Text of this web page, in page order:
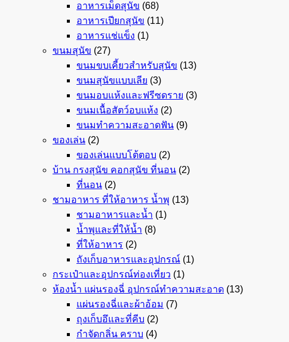
อาหารเม็ดสุนัข (68)
อาหารเปียกสุนัข (11)
อาหารแช่แข็ง (1)
ขนมสุนัข (27)
ขนมขบเคี้ยวสำหรับสุนัข (13)
ขนมสุนัขแบบเลีย (3)
ขนมอบแห้งและฟรีซดราย (3)
ขนมเนื้อสัตว์อบแห้ง (2)
ขนมทำความสะอาดฟัน (9)
ของเล่น (2)
ของเล่นแบบโต้ตอบ (2)
บ้าน กรงสุนัข คอกสุนัข ที่นอน (2)
ที่นอน (2)
ชามอาหาร ที่ให้อาหาร น้ำพุ (13)
ชามอาหารและน้ำ (1)
น้ำพุและที่ให้น้ำ (8)
ที่ให้อาหาร (2)
ถังเก็บอาหารและอุปกรณ์ (1)
กระเป๋าและอุปกรณ์ท่องเที่ยว (1)
ห้องน้ำ แผ่นรองฉี่ อุปกรณ์ทำความสะอาด (13)
แผ่นรองฉี่และผ้าอ้อม (7)
ถุงเก็บอึและที่คีบ (2)
กำจัดกลิ่น คราบ (4)